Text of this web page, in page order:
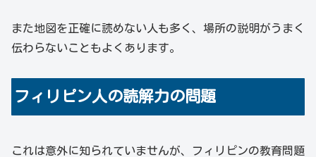
また地図を正確に読めない人も多く、場所の説明がうまく
伝わらないこともよくあります。
フィリピン人の読解力の問題
これは意外に知られていませんが、フィリピンの教育問題